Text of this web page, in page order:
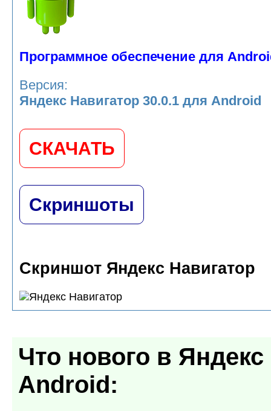
Программное обеспечение для
Версия:
Яндекс Навигатор 30.0.1 для Android
СКАЧАТЬ
Скриншоты
Скриншот Яндекс Навигатор
Что нового в Яндекс
Android: